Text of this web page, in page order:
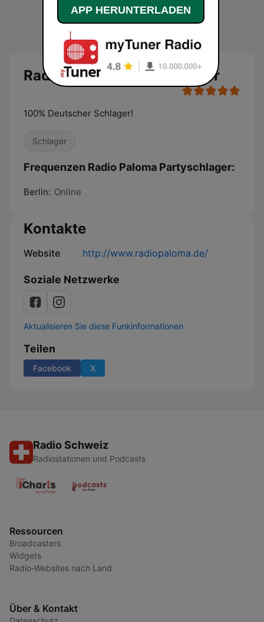
Radio Paloma Partyschlager
100% Deutscher Schlager!
Schlager
Frequenzen Radio Paloma Partyschlager:
Berlin: Online
Kontakte
Website http://www.radiopaloma.de/
Soziale Netzwerke
Aktualisieren Sie diese Funkinformationen
Teilen
Facebook X
Radio Schweiz
Radiostationen und Podcasts
Ressourcen
Broadcasters
Widgets
Radio-Websites nach Land
Über & Kontakt
APP HERUNTERLADEN